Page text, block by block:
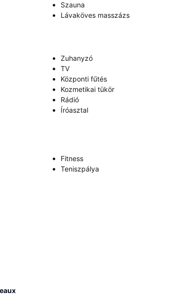
Szauna
Lávaköves masszázs
Zuhanyzó
TV
Központi fűtés
Kozmetikai tükör
Rádió
Íróasztal
Fitness
Teniszpálya